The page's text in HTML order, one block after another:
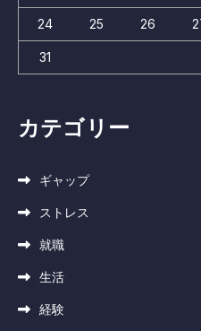
24 25 26
31
カテゴリー
ギャップ
ストレス
就職
生活
経験